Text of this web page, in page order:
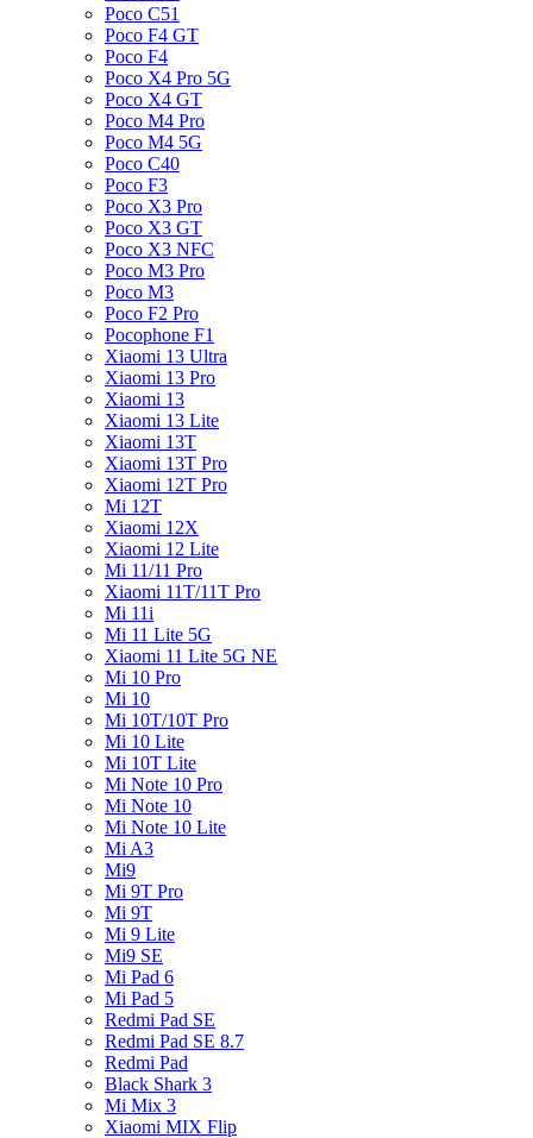
Poco C51
Poco F4 GT
Poco F4
Poco X4 Pro 5G
Poco X4 GT
Poco M4 Pro
Poco M4 5G
Poco C40
Poco F3
Poco X3 Pro
Poco X3 GT
Poco X3 NFC
Poco M3 Pro
Poco M3
Poco F2 Pro
Pocophone F1
Xiaomi 13 Ultra
Xiaomi 13 Pro
Xiaomi 13
Xiaomi 13 Lite
Xiaomi 13T
Xiaomi 13T Pro
Xiaomi 12T Pro
Mi 12T
Xiaomi 12X
Xiaomi 12 Lite
Mi 11/11 Pro
Xiaomi 11T/11T Pro
Mi 11i
Mi 11 Lite 5G
Xiaomi 11 Lite 5G NE
Mi 10 Pro
Mi 10
Mi 10T/10T Pro
Mi 10 Lite
Mi 10T Lite
Mi Note 10 Pro
Mi Note 10
Mi Note 10 Lite
Mi A3
Mi9
Mi 9T Pro
Mi 9T
Mi 9 Lite
Mi9 SE
Mi Pad 6
Mi Pad 5
Redmi Pad SE
Redmi Pad SE 8.7
Redmi Pad
Black Shark 3
Mi Mix 3
Xiaomi MIX Flip